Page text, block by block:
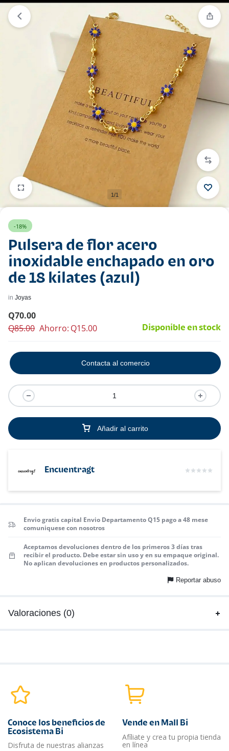
1/1
-18%
Pulsera de flor acero
inoxidable enchapado en oro
de 18 kilates (azul)
in Joyas
Q70.00
Q85.00 Ahorro: Q15.00 Disponible en stock
Añadir al carrito
Contacta al comercio
Encuentragt
Envio gratis capital Envio Departamento Q15 pago a 48 mese
comuniquese con nosotros
Aceptamos devoluciones dentro de los primeros 3 días tras
recibir el producto. Debe estar sin uso y en su empaque original.
No aplican devoluciones en productos personalizados.
Reportar abuso
Valoraciones (0)
Conoce los beneficios de
Ecosistema Bi
Disfruta de nuestras alianzas
Vende en Mall Bi
Afíliate y crea tu propia tienda
en línea